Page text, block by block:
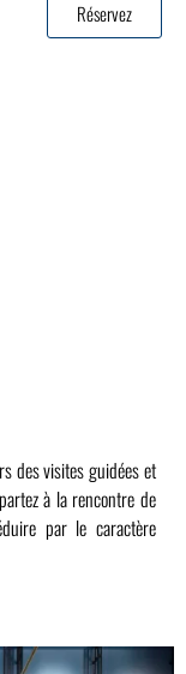
Réservez
des visites guidées et
à la rencontre de
par le caractère